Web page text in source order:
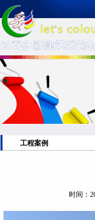
工程案例
时间：